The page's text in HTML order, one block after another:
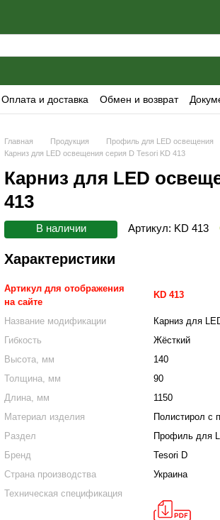
Оплата и доставка Обмен и возврат
Главная Продукция Профиль для LED освещения
Карниз для LED освещения серия D Tesori KD 413
Карниз для LED
413
В наличии Артикул: KD 413
Характеристики
Артикул для отображения
на сайте
KD 413
Название модификации
Карниз для
Гибкость
Жёсткий
Высота, мм
140
Толщина, мм
90
Длина, мм
1150
Материал изделия
Полистирол с
Раздел
Профиль для
Бренд
Tesori D
Страна производства
Украина
Техническая спецификация